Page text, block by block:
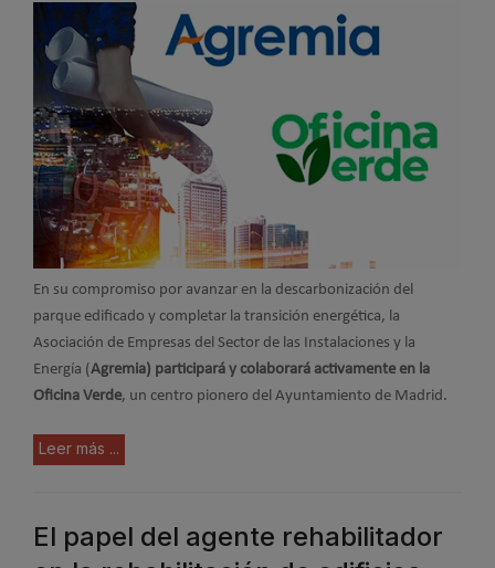
En su compromiso por avanzar en la descarbonización del
parque edificado y completar la transición energética, la
Asociación de Empresas del Sector de las Instalaciones y la
Energía (Agremia) participará y colaborará activamente en la
Oficina Verde, un centro pionero del Ayuntamiento de Madrid.
Leer más ...
El papel del agente rehabilitador